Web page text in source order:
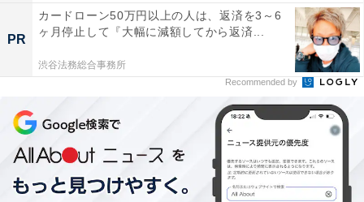
PR
カードローン50万円以上の人は、返済を3～6
ヶ月停止して『大幅に減額してから返済...
渋谷法務総合事務所
Recommended by